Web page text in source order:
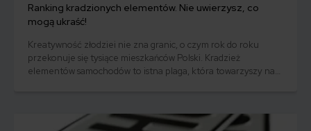
Ranking kradzionych elementów. Nie uwierzysz, co
mogą ukraść!
Kreatywność złodziei nie zna granic, o czym rok do roku
przekonuje się tysiące mieszkańców Polski. Kradzież
elementów samochodów to istna plaga, która towarzyszy nam